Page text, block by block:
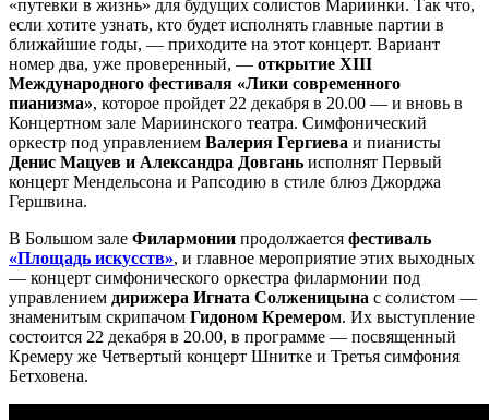
«путевки в жизнь» для будущих солистов Мариинки. Так что,
если хотите узнать, кто будет исполнять главные партии в
ближайшие годы, — приходите на этот концерт. Вариант
номер два, уже проверенный, — открытие ХIII
Международного фестиваля «Лики современного
пианизма», которое пройдет 22 декабря в 20.00 — и вновь в
Концертном зале Мариинского театра. Симфонический
оркестр под управлением Валерия Гергиева и пианисты
Денис Мацуев и Александра Довгань исполнят Первый
концерт Мендельсона и Рапсодию в стиле блюз Джорджа
Гершвина.
В Большом зале Филармонии продолжается фестиваль
«Площадь искусств», и главное мероприятие этих выходных
— концерт симфонического оркестра филармонии под
управлением дирижера Игната Солженицына с солистом —
знаменитым скрипачом Гидоном Кремером. Их выступление
состоится 22 декабря в 20.00, в программе — посвященный
Кремеру же Четвертый концерт Шнитке и Третья симфония
Бетховена.